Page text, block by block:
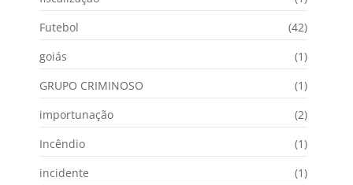
Futebol
(42)
goiás
(1)
GRUPO CRIMINOSO
(1)
importunação
(2)
Incêndio
(1)
incidente
(1)